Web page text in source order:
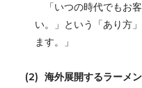
「いつの時代でもお
い。」という「あり方
ます。」
(2) 海外展開するラーメ